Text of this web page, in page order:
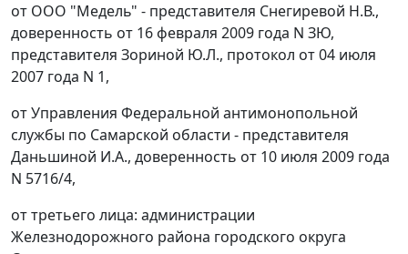
от ООО "Медель" - представителя Снегиревой Н.В.,
доверенность от 16 февраля 2009 года N ЗЮ,
представителя Зориной Ю.Л., протокол от 04 июля
2007 года N 1,
от Управления Федеральной антимонопольной
службы по Самарской области - представителя
Даньшиной И.А., доверенность от 10 июля 2009 года
N 5716/4,
от третьего лица: администрации
Железнодорожного района городского округа